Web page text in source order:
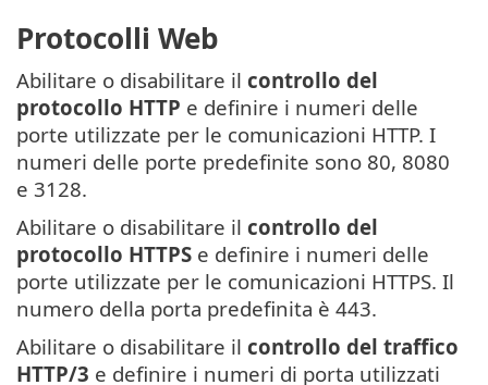
Protocolli Web
Abilitare o disabilitare il controllo del
protocollo HTTP e definire i numeri delle
porte utilizzate per le comunicazioni HTTP. I
numeri delle porte predefinite sono 80, 8080
e 3128.
Abilitare o disabilitare il controllo del
protocollo HTTPS e definire i numeri delle
porte utilizzate per le comunicazioni HTTPS. Il
numero della porta predefinita è 443.
Abilitare o disabilitare il controllo del traffico
HTTP/3 e definire i numeri di porta utilizzati